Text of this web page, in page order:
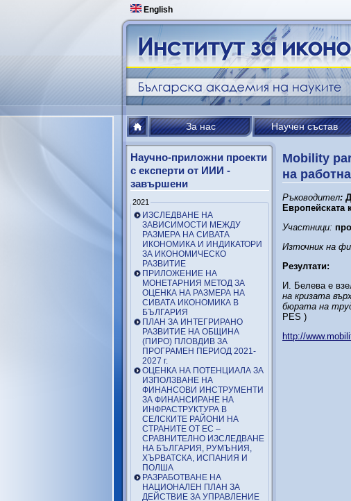
English
За нас Научен състав
Научно-приложни проекти
с експерти от ИИИ -
завършени
2021
ИЗСЛЕДВАНЕ НА
ЗАВИСИМОСТИ МЕЖДУ
РАЗМЕРА НА СИВАТА
ИКОНОМИКА И ИНДИКАТОРИ
ЗА ИКОНОМИЧЕСКО
РАЗВИТИЕ
ПРИЛОЖЕНИЕ НА
МОНЕТАРНИЯ МЕТОД ЗА
ОЦЕНКА НА РАЗМЕРА НА
СИВАТА ИКОНОМИКА В
БЪЛГАРИЯ
ПЛАН ЗА ИНТЕГРИРАНО
РАЗВИТИЕ НА ОБЩИНА
(ПИРО) ПЛОВДИВ ЗА
ПРОГРАМЕН ПЕРИОД 2021-
2027 г.
ОЦЕНКА НА ПОТЕНЦИАЛА ЗА
ИЗПОЛЗВАНЕ НА
ФИНАНСОВИ ИНСТРУМЕНТИ
ЗА ФИНАНСИРАНЕ НА
ИНФРАСТРУКТУРА В
СЕЛСКИТЕ РАЙОНИ НА
СТРАНИТЕ ОТ ЕС –
СРАВНИТЕЛНО ИЗСЛЕДВАНЕ
НА БЪЛГАРИЯ, РУМЪНИЯ,
ХЪРВАТСКА, ИСПАНИЯ И
ПОЛША
РАЗРАБОТВАНЕ НА
НАЦИОНАЛЕН ПЛАН ЗА
ДЕЙСТВИЕ ЗА УПРАВЛЕНИЕ
Mobility
на
Ръководител:
Европейската
Участници:
Източник на
Резултати:
И. Белева е
на кризата
бюрата на
PES )
http://